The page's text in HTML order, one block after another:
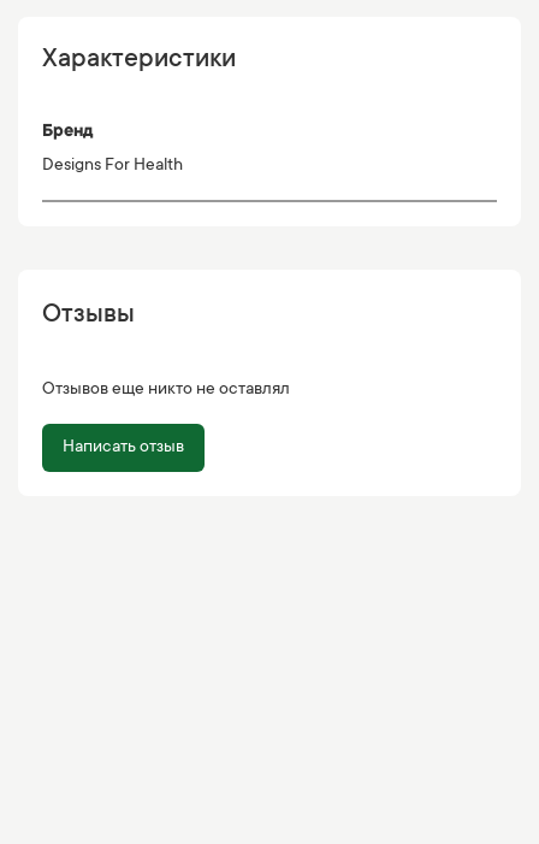
Характеристики
Бренд
Designs For Health
Отзывы
Отзывов еще никто не оставлял
Написать отзыв